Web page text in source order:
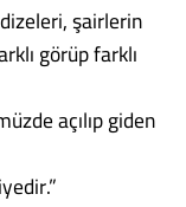
dizeleri, şairlerin
görüp farklı
açılıp giden